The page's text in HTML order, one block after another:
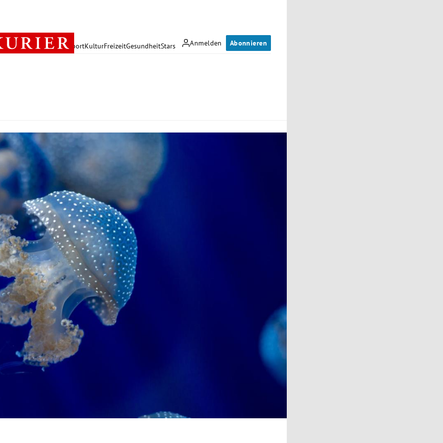
Anmelden Abonnieren
PolitikWirtschaft SportKulturFreizeitGesundheitStars